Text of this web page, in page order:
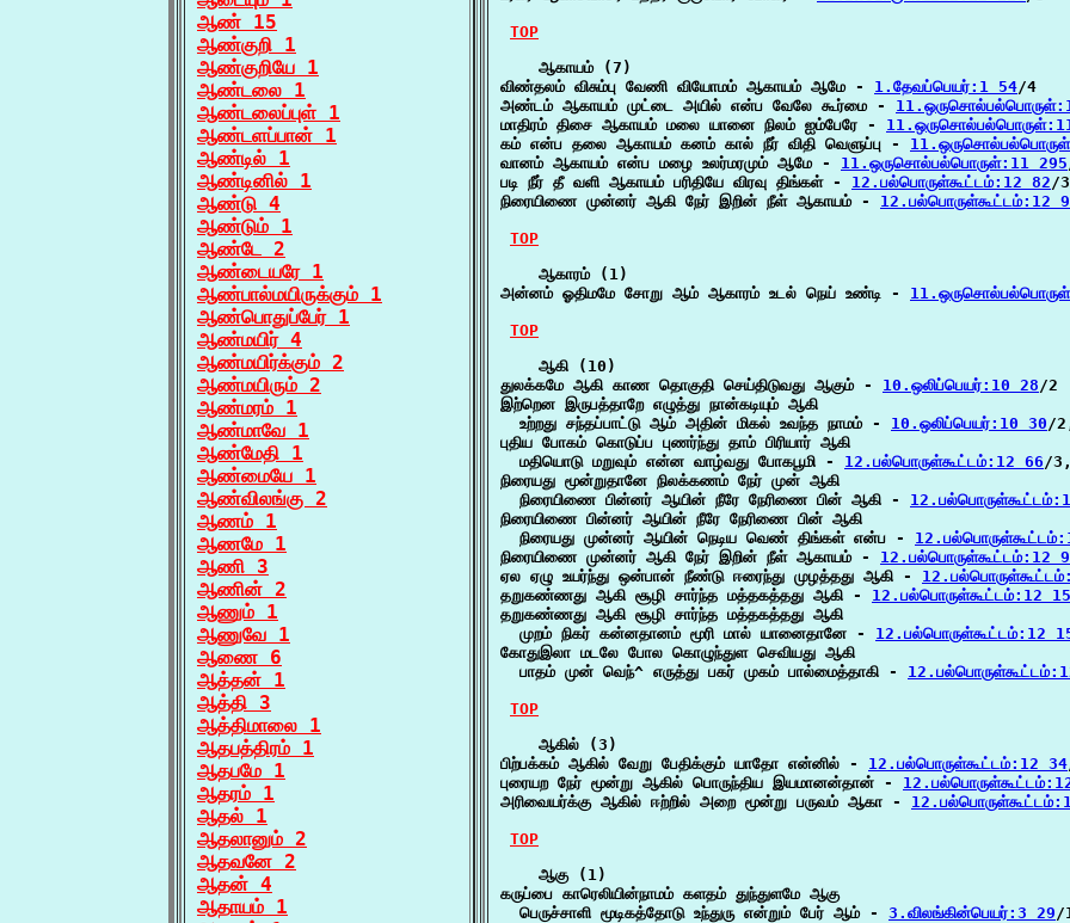
ஆண் 15
ஆண்குறி 1
ஆண்குறியே 1
ஆண்டலை 1
ஆண்டலைப்புள் 1
ஆண்டளப்பான் 1
ஆண்டில் 1
ஆண்டினில் 1
ஆண்டு 4
ஆண்டும் 1
ஆண்டே 2
ஆண்டையரே 1
ஆண்பால்மயிருக்கும் 1
ஆண்பொதுப்பேர் 1
ஆண்மயிர் 4
ஆண்மயிர்க்கும் 2
ஆண்மயிரும் 2
ஆண்மரம் 1
ஆண்மாவே 1
ஆண்மேதி 1
ஆண்மையே 1
ஆண்விலங்கு 2
ஆணம் 1
ஆணமே 1
ஆணி 3
ஆணின் 2
ஆணும் 1
ஆணுவே 1
ஆணை 6
ஆத்தன் 1
ஆத்தி 3
ஆத்திமாலை 1
ஆதபத்திரம் 1
ஆதபமே 1
ஆதரம் 1
ஆதல் 1
ஆதலானும் 2
ஆதவனே 2
ஆதன் 4
ஆதாயம் 1
TOP
    ஆகாயம் (7)
விண்தலம் விசும்பு வேணி வியோமம் ஆகாயம் ஆமே - 1.தேவப்பெயர்:1 54/4
அண்டம் ஆகாயம் முட்டை அயில் என்ப வேலே கூர்மை -
மாதிரம் திசை ஆகாயம் மலை யானை நிலம் ஐம்பேரே -
கம் என்ப தலை ஆகாயம் கனம் கால் நீர் விதி வெளுப்பு -
வானம் ஆகாயம் என்ப மழை உலர்மரமும் ஆமே - 11.ஒருசொல்பல்பொருள்:11 295
படி நீர் தீ வளி ஆகாயம் பரிதியே விரவு திங்கள் - 12.பல்பொருள்கூட்டம்:12 82/3
நிரையிணை முன்னர் ஆகி நேர் இறின் நீள் ஆகாயம் - 12.பல்பொருள்கூட்டம்:12
TOP
    ஆகாரம் (1)
அன்னம் ஓதிமமே சோறு ஆம் ஆகாரம் உடல் நெய் உண்டி -
TOP
    ஆகி (10)
துலக்கமே ஆகி காண தொகுதி செய்திடுவது ஆகும் - 10.ஒலிப்பெயர்:10 28/2
இற்றென இருபத்தாறே எழுத்து நான்கடியும் ஆகி
  உற்றது சந்தப்பாட்டு ஆம் அதின் மிகல் உவந்த நாமம் -
10.ஒலிப்பெயர்:10 30/
புதிய போகம் கொடுப்ப புணர்ந்து தாம் பிரியார் ஆகி
  மதியொடு மறுவும் என்ன வாழ்வது போகபூமி -
12.பல்பொருள்கூட்டம்:12 66/
நிரையது மூன்றுதானே நிலக்கணம் நேர் முன் ஆகி
  நிரையிணை பின்னர் ஆயின் நீரே நேரிணை பின் ஆகி -
நிரையிணை பின்னர் ஆயின் நீரே நேரிணை பின் ஆகி
  நிரையது முன்னர் ஆயின் நெடிய வெண் திங்கள் என்ப -
நிரையிணை முன்னர் ஆகி நேர் இறின் நீள் ஆகாயம் - 12.பல்பொருள்கூட்டம்:12
ஏல ஏழு உயர்ந்து ஒன்பான் நீண்டு ஈரைந்து முழத்தது ஆகி -
தறுகண்ணது ஆகி சூழி சார்ந்த மத்தகத்தது ஆகி - 12.பல்பொருள்கூட்டம்:12
தறுகண்ணது ஆகி சூழி சார்ந்த மத்தகத்தது ஆகி
  முறம் நிகர் கன்னதானம் மூரி மால் யானைதானே -
12.பல்பொருள்கூட்டம்:12
கோதுஇலா மடலே போல கொழுந்துள செவியது ஆகி
  பாதம் முன் வெந்^ எருத்து பகர் முகம் பால்மைத்தாகி -
TOP
    ஆகில் (3)
பிற்பக்கம் ஆகில் வேறு பேதிக்கும் யாதோ என்னில் - 12.பல்பொருள்கூட்டம்:12 34
புரையற நேர் மூன்று ஆகில் பொருந்திய இயமானன்தான் -
அரிவையர்க்கு ஆகில் ஈற்றில் அறை மூன்று பருவம் ஆகா -
TOP
    ஆகு (1)
கருப்பை காரெலியின்நாமம் களதம் துந்துளமே ஆகு
  பெருச்சாளி மூடிகத்தோடு உந்துரு என்றும் பேர் ஆம் -
3.விலங்கின்பெயர்:3 29/